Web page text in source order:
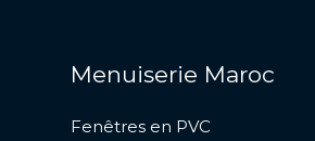
Menuiserie Maroc
Fenêtres en PVC